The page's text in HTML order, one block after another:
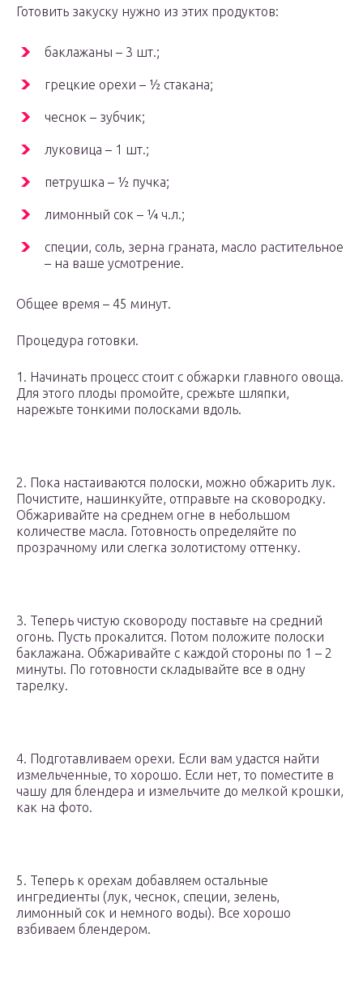
Готовить закуску нужно из этих продуктов:
баклажаны – 3 шт.;
грецкие орехи – ½ стакана;
чеснок – зубчик;
луковица – 1 шт.;
петрушка – ½ пучка;
лимонный сок – ¼ ч.л.;
специи, соль, зерна граната, масло растительное
– на ваше усмотрение.
Общее время – 45 минут.
Процедура готовки.
1. Начинать процесс стоит с обжарки главного овоща.
Для этого плоды промойте, срежьте шляпки,
нарежьте тонкими полосками вдоль.
2. Пока настаиваются полоски, можно обжарить лук.
Почистите, нашинкуйте, отправьте на сковородку.
Обжаривайте на среднем огне в небольшом
количестве масла. Готовность определяйте по
прозрачному или слегка золотистому оттенку.
3. Теперь чистую сковороду поставьте на средний
огонь. Пусть прокалится. Потом положите полоски
баклажана. Обжаривайте с каждой стороны по 1 – 2
минуты. По готовности складывайте все в одну
тарелку.
4. Подготавливаем орехи. Если вам удастся найти
измельченные, то хорошо. Если нет, то поместите в
чашу для блендера и измельчите до мелкой крошки,
как на фото.
5. Теперь к орехам добавляем остальные
ингредиенты (лук, чеснок, специи, зелень,
лимонный сок и немного воды). Все хорошо
взбиваем блендером.